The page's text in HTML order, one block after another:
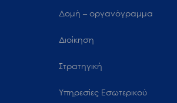
Δομή – οργανόγραμμα
Διοίκηση
Στρατηγική
Υπηρεσίες Εσωτερικού